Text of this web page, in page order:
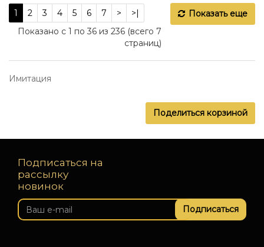
Показать еще
1 2 3 4 5 6 7 >
>|
Показано с 1 по 36 из 236 (всего 7
страниц)
Имитация
Поделиться корзиной
Подписаться на
рассылку
новинок
Подписаться